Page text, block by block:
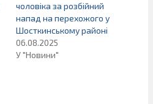
чоловіка за розбійний
напад на перехожого у
Шосткинському районі
06.08.2025
У "Новини"